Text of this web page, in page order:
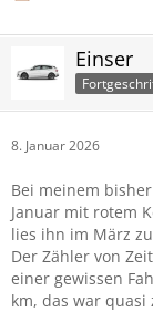
Einser
8. Januar 2026
Bei meinem
Januar mit rotem
lies ihn im März
Der Zähler von
einer gewissen
km, das war